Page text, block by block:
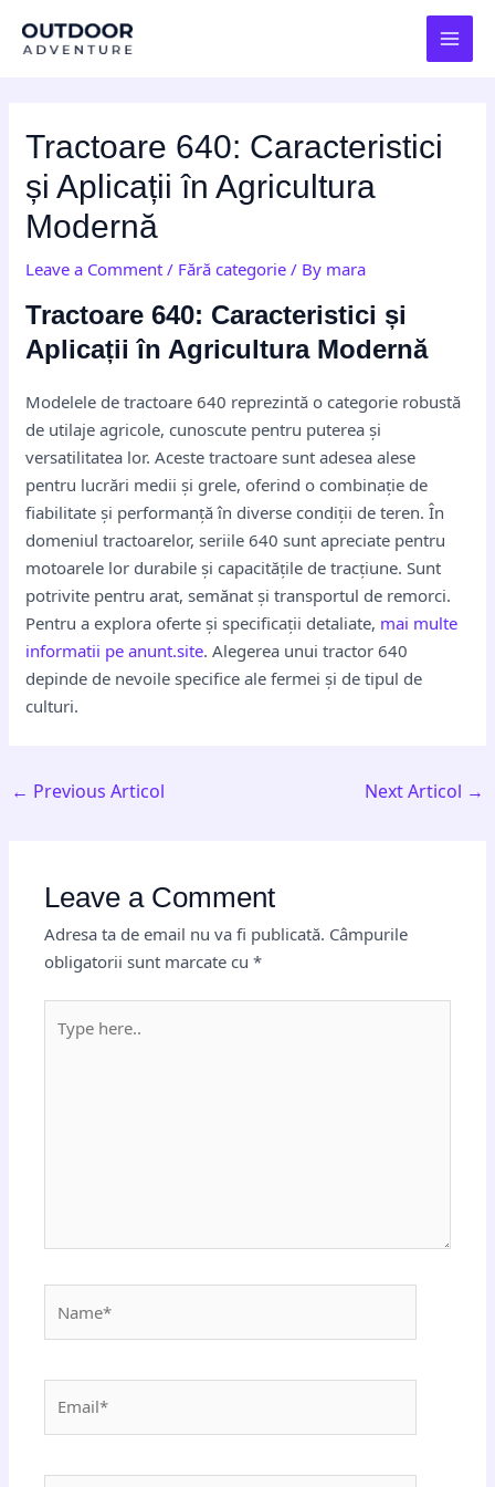
Tractoare 640: Caracteristici
și Aplicații în Agricultura
Modernă
Leave a Comment / Fără categorie / By mara
Tractoare 640: Caracteristici și
Aplicații în Agricultura Modernă
Modelele de tractoare 640 reprezintă o categorie robustă
de utilaje agricole, cunoscute pentru puterea și
versatilitatea lor. Aceste tractoare sunt adesea alese
pentru lucrări medii și grele, oferind o combinație de
fiabilitate și performanță în diverse condiții de teren. În
domeniul tractoarelor, seriile 640 sunt apreciate pentru
motoarele lor durabile și capacitățile de tracțiune. Sunt
potrivite pentru arat, semănat și transportul de remorci.
Pentru a explora oferte și specificații detaliate, mai multe
informatii pe anunt.site. Alegerea unui tractor 640
depinde de nevoile specifice ale fermei și de tipul de
culturi.
navigation
← Previous Articol Next Articol →
Leave a Comment
Adresa ta de email nu va fi publicată. Câmpurile
obligatorii sunt marcate cu*
here..